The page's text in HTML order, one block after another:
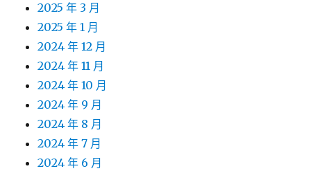
2025 年 3 月
2025 年 1 月
2024 年 12 月
2024 年 11 月
2024 年 10 月
2024 年 9 月
2024 年 8 月
2024 年 7 月
2024 年 6 月